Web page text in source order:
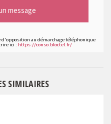
message
au démarchage téléphonique
ici : https://conso.bloctel.fr/
SIMILAIRES